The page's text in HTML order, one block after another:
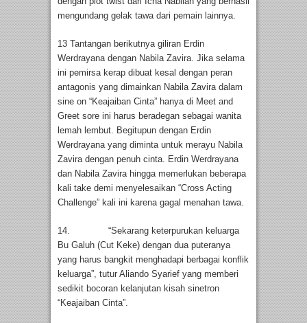
mengundang gelak tawa dari pemain lainnya.
13 Tantangan berikutnya giliran Erdin
Werdrayana dengan Nabila Zavira. Jika selama
ini pemirsa kerap dibuat kesal dengan peran
antagonis yang dimainkan Nabila Zavira dalam
sine on “Keajaiban Cinta” hanya di Meet and
Greet sore ini harus beradegan sebagai wanita
lemah lembut. Begitupun dengan Erdin
Werdrayana yang diminta untuk merayu Nabila
Zavira dengan penuh cinta. Erdin Werdrayana
dan Nabila Zavira hingga memerlukan beberapa
kali take demi menyelesaikan “Cross Acting
Challenge” kali ini karena gagal menahan tawa.
14. “Sekarang keterpurukan keluarga
Bu Galuh (Cut Keke) dengan dua puteranya
yang harus bangkit menghadapi berbagai konflik
keluarga”, tutur Aliando Syarief yang memberi
sedikit bocoran kelanjutan kisah sinetron
“Keajaiban Cinta”.